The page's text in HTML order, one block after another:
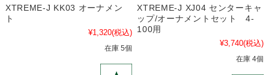
XTREME-J KK03 オーナメン
ト
¥1,320(税込)
在庫 5個
XTREME-J XJ04 センターキャ
ップ/オーナメントセット 4-
100用
¥3,740(税込)
在庫 4個